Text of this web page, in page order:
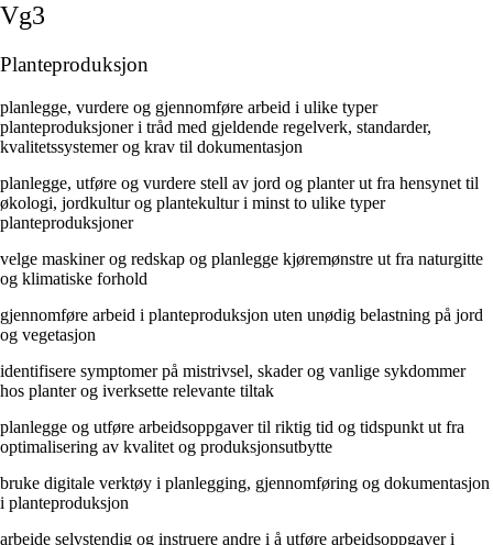
Vg3
Planteproduksjon
planlegge, vurdere og gjennomføre arbeid i ulike typer
planteproduksjoner i tråd med gjeldende regelverk, standarder,
kvalitetssystemer og krav til dokumentasjon
planlegge, utføre og vurdere stell av jord og planter ut fra hensynet til
økologi, jordkultur og plantekultur i minst to ulike typer
planteproduksjoner
velge maskiner og redskap og planlegge kjøremønstre ut fra naturgitte
og klimatiske forhold
gjennomføre arbeid i planteproduksjon uten unødig belastning på jord
og vegetasjon
identifisere symptomer på mistrivsel, skader og vanlige sykdommer
hos planter og iverksette relevante tiltak
planlegge og utføre arbeidsoppgaver til riktig tid og tidspunkt ut fra
optimalisering av kvalitet og produksjonsutbytte
bruke digitale verktøy i planlegging, gjennomføring og dokumentasjon
i planteproduksjon
arbeide selvstendig og instruere andre i å utføre arbeidsoppgaver i